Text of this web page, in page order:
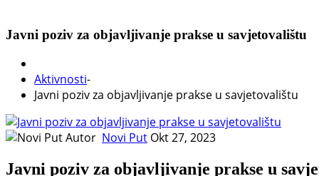
Javni poziv za objavljivanje prakse u savjetovalištu
Aktivnosti-
Javni poziv za objavljivanje prakse u savjetovalištu
Autor Novi Put Okt 27, 2023
Javni poziv za objavljivanje prakse u